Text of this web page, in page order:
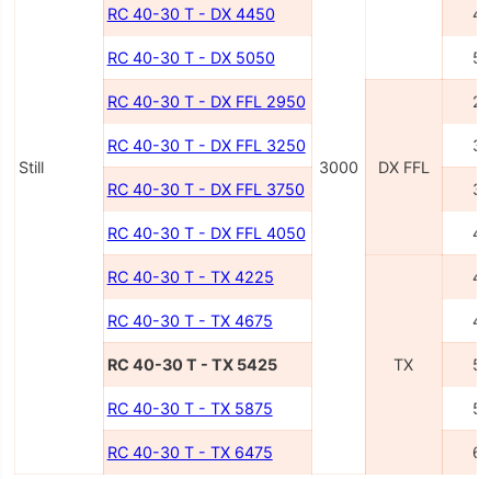
Still 3000
RC 40-30 T - DX 4450
RC 40-30 T - DX 5050
RC 40-30 T - DX FFL 2950
DX FFL
RC 40-30 T - DX FFL 3250
RC 40-30 T - DX FFL 3750
RC 40-30 T - DX FFL 4050
RC 40-30 T - TX 4225
TX
RC 40-30 T - TX 4675
RC 40-30 T - TX 5425
RC 40-30 T - TX 5875
RC 40-30 T - TX 6475